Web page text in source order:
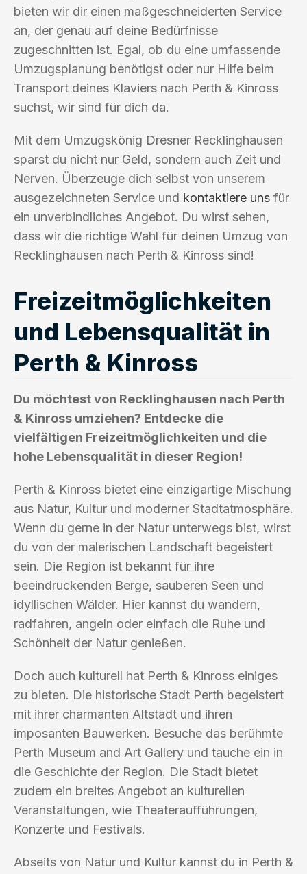
bieten wir dir einen maßgeschneiderten Service
an, der genau auf deine Bedürfnisse
zugeschnitten ist. Egal, ob du eine umfassende
Umzugsplanung benötigst oder nur Hilfe beim
Transport deines Klaviers nach Perth & Kinross
suchst, wir sind für dich da.
Mit dem Umzugskönig Dresner Recklinghausen
sparst du nicht nur Geld, sondern auch Zeit und
Nerven. Überzeuge dich selbst von unserem
ausgezeichneten Service und kontaktiere uns für
ein unverbindliches Angebot. Du wirst sehen,
dass wir die richtige Wahl für deinen Umzug von
Recklinghausen nach Perth & Kinross sind!
Freizeitmöglichkeiten
und Lebensqualität in
Perth & Kinross
Du möchtest von Recklinghausen nach Perth
& Kinross umziehen? Entdecke die
vielfältigen Freizeitmöglichkeiten und die
hohe Lebensqualität in dieser Region!
Perth & Kinross bietet eine einzigartige Mischung
aus Natur, Kultur und moderner Stadtatmosphäre.
Wenn du gerne in der Natur unterwegs bist, wirst
du von der malerischen Landschaft begeistert
sein. Die Region ist bekannt für ihre
beeindruckenden Berge, sauberen Seen und
idyllischen Wälder. Hier kannst du wandern,
radfahren, angeln oder einfach die Ruhe und
Schönheit der Natur genießen.
Doch auch kulturell hat Perth & Kinross einiges
zu bieten. Die historische Stadt Perth begeistert
mit ihrer charmanten Altstadt und ihren
imposanten Bauwerken. Besuche das berühmte
Perth Museum and Art Gallery und tauche ein in
die Geschichte der Region. Die Stadt bietet
zudem ein breites Angebot an kulturellen
Veranstaltungen, wie Theateraufführungen,
Konzerte und Festivals.
Abseits von Natur und Kultur kannst du in Perth &